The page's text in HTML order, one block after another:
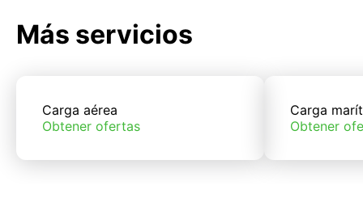
Más servicios
Carga aérea
Obtener ofertas
Carga
Obtener